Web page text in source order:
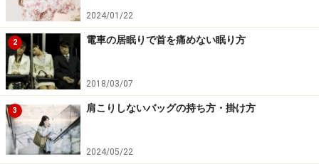
ストレス解消！セロトニンストレッチ
セロトニン分泌には、朝の太陽の光を浴びることも大切
なため、朝のラジオ体操はとても適していると思いま
す。しかし、出勤前の慌しさで朝は時間の無い人が多い
2024/01/22
2 電車の居眠りで首を痛めない眠り方
2018/03/07
3 肩こりしないバッグの持ち方・掛け方
2024/05/22